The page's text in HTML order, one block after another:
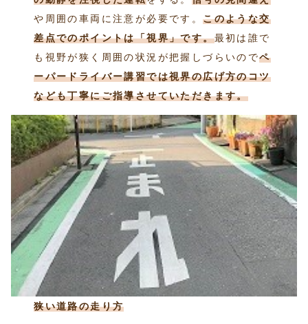
や周囲の車両に注意が必要です。このような交
差点でのポイントは「視界」です。最初は誰で
も視野が狭く周囲の状況が把握しづらいのでペ
ーパードライバー講習では視界の広げ方のコツ
なども丁寧にご指導させていただきます。
狭い道路の走り方